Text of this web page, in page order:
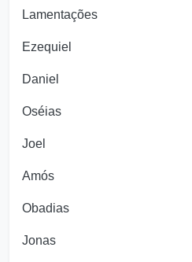
Lamentações
Ezequiel
Daniel
Oséias
Joel
Amós
Obadias
Jonas